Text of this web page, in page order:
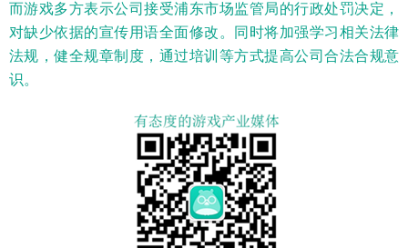
而游戏多方表示公司接受浦东市场监管局的行政处罚决定，
对缺少依据的宣传用语全面修改。同时将加强学习相关法律
法规，健全规章制度，通过培训等方式提高公司合法合规意
识。